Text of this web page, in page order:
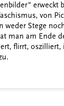
erweckt
von
weder Stege
man am Ende
flirrt,